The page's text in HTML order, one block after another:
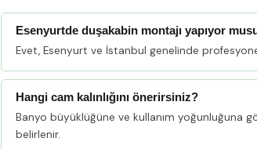
Esenyurtde duşakabin montajı yapıyor
Evet, Esenyurt ve İstanbul genelinde
Hangi cam kalınlığını önerirsiniz?
Banyo büyüklüğüne ve kullanım yoğunluğuna
belirlenir.